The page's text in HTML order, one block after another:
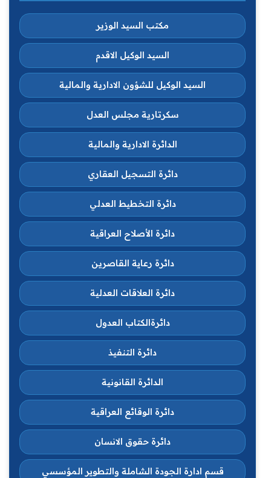
مكتب السيد الوزير
السيد الوكيل الاقدم
السيد الوكيل للشؤون الادارية والمالية
سكرتارية مجلس العدل
الدائرة الادارية والمالية
دائرة التسجيل العقاري
دائرة التخطيط العدلي
دائرة الأصلاح العراقية
دائرة رعاية القاصرين
دائرة العلاقات العدلية
دائرةالكتاب العدول
دائرة التنفيذ
الدائرة القانونية
دائرة الوقائع العراقية
دائرة حقوق الانسان
قسم ادارة الجودة الشاملة والتطوير المؤسسي